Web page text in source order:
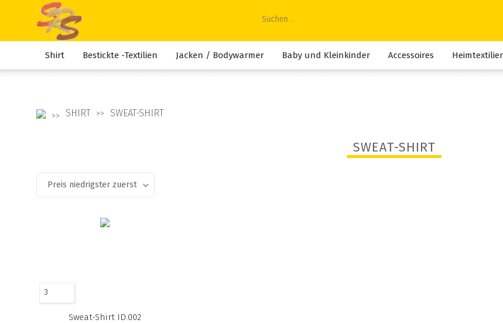
Shirt Bestickte -Textilien Jacken / Bodywarmer Baby und Kleinkinder Accessoires
SHIRT SWEAT-SHIRT
SWEAT-SHIRT
Preis niedrigster zuerst
3
Sweat-Shirt ID.002